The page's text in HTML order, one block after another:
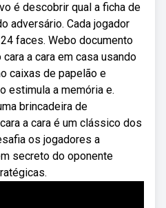
é descobrir qual a ficha de
adversário. Cada jogador
faces. Webo documento
a cara em casa usando
caixas de papelão e
estimula a memória e.
brincadeira de
a cara é um clássico dos
os jogadores a
secreto do oponente